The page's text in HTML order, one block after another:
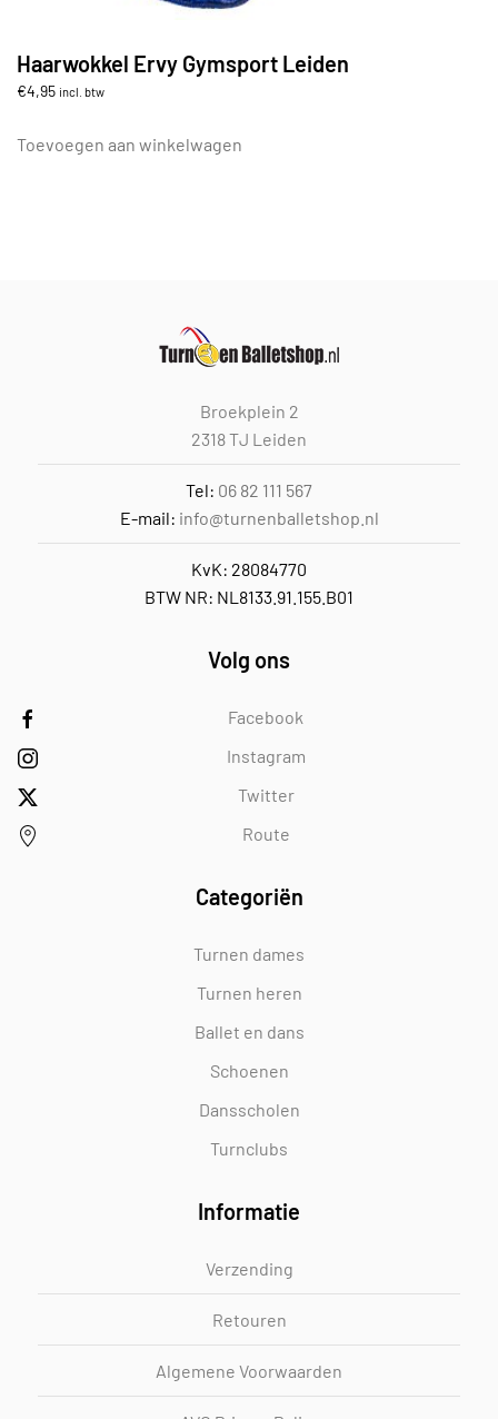
Haarwokkel Ervy Gymsport Leiden
€4,95 incl. btw
Toevoegen aan winkelwagen
Broekplein 2
2318 TJ Leiden
Tel: 06 82 111 567
E-mail: info@turnenballetshop.nl
KvK: 28084770
BTW NR: NL8133.91.155.B01
Volg ons
Facebook
Instagram
Twitter
Route
Categoriën
Turnen dames
Turnen heren
Ballet en dans
Schoenen
Dansscholen
Turnclubs
Informatie
Verzending
Retouren
Algemene Voorwaarden